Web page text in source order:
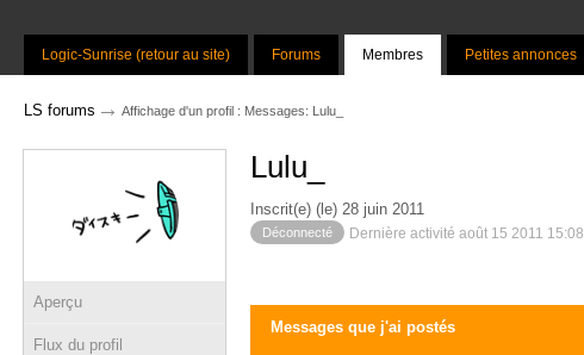
Logic-Sunrise (retour au site) Forums Membres Petites annonces
LS forums → Affichage d'un profil : Messages: Lulu_
Aperçu
Flux du profil
Lulu_
Inscrit(e) (le) 28 juin 2011
Déconnecté Dernière activité août 15 2011 15:08
Messages que j'ai postés